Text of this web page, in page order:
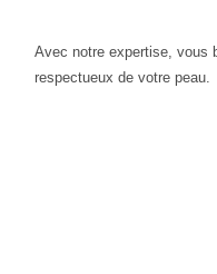
Avec notre expertise, vous
respectueux de votre peau.